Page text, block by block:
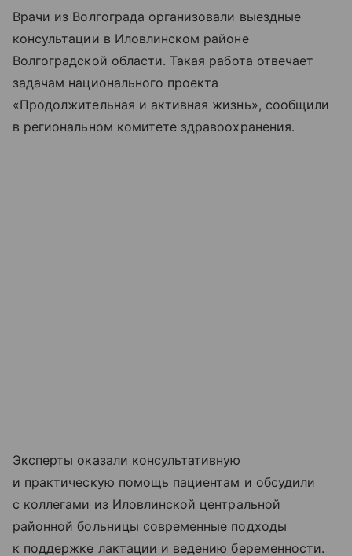
Врачи из Волгограда организовали выездные
консультации в Иловлинском районе
Волгоградской области. Такая работа отвечает
задачам национального проекта
«Продолжительная и активная жизнь», сообщили
в региональном комитете здравоохранения.
Эксперты оказали консультативную
и практическую помощь пациентам и обсудили
с коллегами из Иловлинской центральной
районной больницы современные подходы
к поддержке лактации и ведению беременности.